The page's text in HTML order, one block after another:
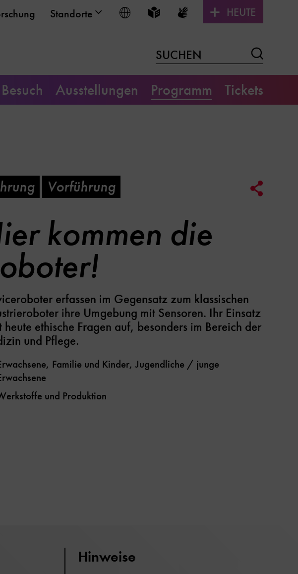
Standorte Sprache wählen
Leichte Sprache
Gebärdensprache
HEUTE
SUCHEN
Besuch Ausstellungen Programm Tickets
Vorführung
kommen die
erfassen im Gegensatz zum klassischen
ihre Umgebung mit Sensoren. Ihr Einsatz
heute ethische Fragen auf, besonders im Bereich der
und Pflege.
Familie und Kinder, Jugendliche / junge
und Produktion
Hinweise